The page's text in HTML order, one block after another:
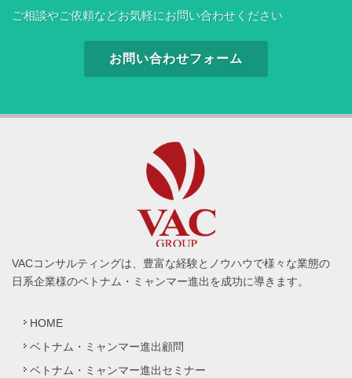
ご相談やご依頼などお気軽にお問い合わせください
お問い合わせフォーム
VACコンサルティングは、豊富な経験とノウハウで様々な業態の
日系企業様のベトナム・ミャンマー進出を成功に導きます。
HOME
ベトナム・ミャンマー進出顧問
ベトナム・ミャンマー進出セミナー